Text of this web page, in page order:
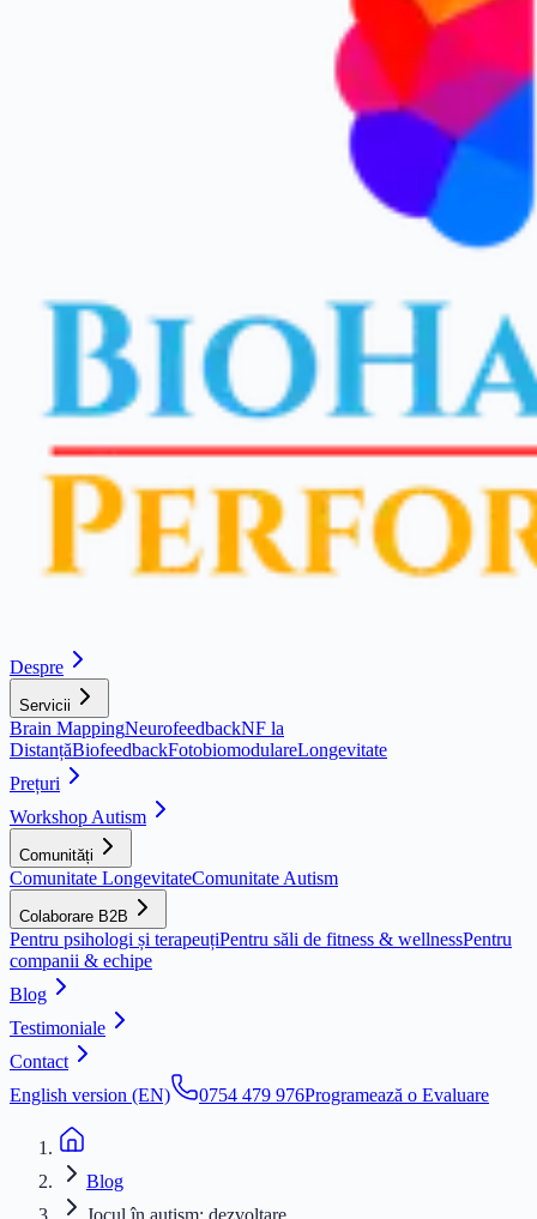
Despre
Servicii
Brain MappingNeurofeedbackNF la
DistanțăBiofeedbackFotobiomodulareLongevitate
Prețuri
Workshop Autism
Comunități
Comunitate LongevitateComunitate Autism
Colaborare B2B
Pentru psihologi și terapeuțiPentru săli de fitness & wellnessPentru
companii & echipe
Blog
Testimoniale
Contact
English version (EN)
0754 479 976Programează o Evaluare
Blog
Jocul în autism: dezvoltare